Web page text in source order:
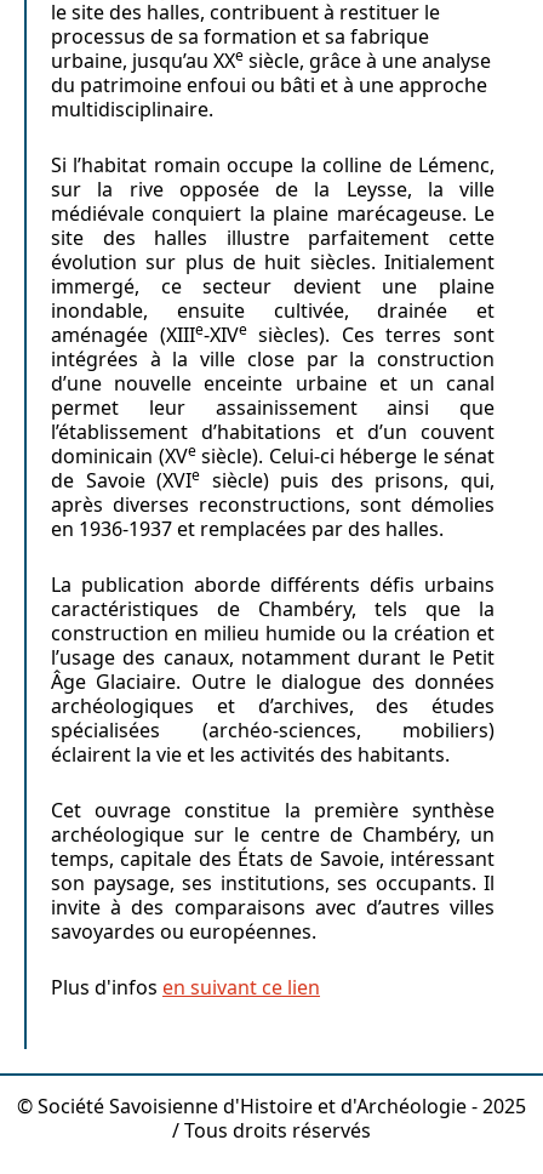
le site des halles, contribuent à restituer le
processus de sa formation et sa fabrique
urbaine, jusqu’au XXe siècle, grâce à une analyse
du patrimoine enfoui ou bâti et à une approche
multidisciplinaire.
Si l’habitat romain occupe la colline de Lémenc,
sur la rive opposée de la Leysse, la ville
médiévale conquiert la plaine marécageuse. Le
site des halles illustre parfaitement cette
évolution sur plus de huit siècles. Initialement
immergé, ce secteur devient une plaine
inondable, ensuite cultivée, drainée et
aménagée (XIIIe-XIVesiècles). Ces terres sont
intégrées à la ville close par la construction
d’une nouvelle enceinte urbaine et un canal
permet leur assainissement ainsi que
l’établissement d’habitations et d’un couvent
dominicain (XVesiècle). Celui-ci héberge le sénat
de Savoie (XVIe siècle) puis des prisons, qui,
après diverses reconstructions, sont démolies
en 1936-1937 et remplacées par des halles.
La publication aborde différents défis urbains
caractéristiques de Chambéry, tels que la
construction en milieu humide ou la création et
l’usage des canaux, notamment durant le Petit
Âge Glaciaire. Outre le dialogue des données
archéologiques et d’archives, des études
spécialisées (archéo-sciences, mobiliers)
éclairent la vie et les activités des habitants.
Cet ouvrage constitue la première synthèse
archéologique sur le centre de Chambéry, un
temps, capitale des États de Savoie, intéressant
son paysage, ses institutions, ses occupants. Il
invite à des comparaisons avec d’autres villes
savoyardes ou européennes.
Plus d'infos en suivant ce lien
© Société Savoisienne d'Histoire et d'Archéologie - 2025
/ Tous droits réservés